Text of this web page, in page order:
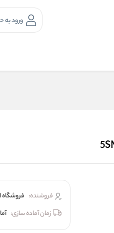
ورود به
فروشنده: فروشگاه
زمان آماده سازی: